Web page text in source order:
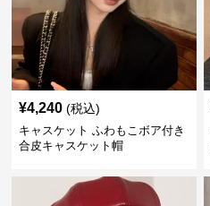
¥4,240 (税込)
キャスケット ふわもこボア付き
合皮キャスケット帽